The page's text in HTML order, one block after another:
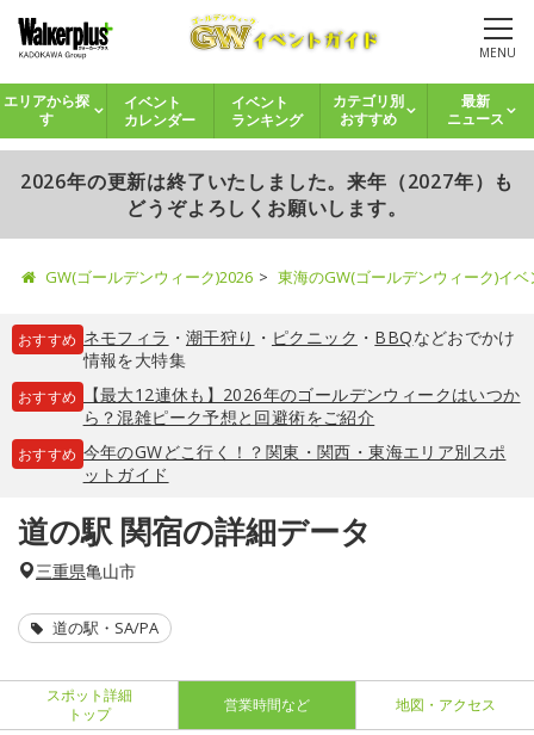
MENU
エリアから探
す
イベント
カレンダー
イベント
ランキング
カテゴリ別
おすすめ
最新
ニュース
2026年の更新は終了いたしました。来年（2027年）も
どうぞよろしくお願いします。
GW(ゴールデンウィーク)2026 東海のGW(ゴールデンウィーク)イ
おすすめ ネモフィラ ・ 潮干狩り ・ ピクニック ・ BBQなどおでかけ
情報を大特集
おすすめ
【最大12連休も】2026年のゴールデンウィークはいつか
ら？混雑ピーク予想と回避術をご紹介
おすすめ 今年のGWどこ行く！？関東・関西・東海エリア別スポ
ットガイド
道の駅 関宿の詳細データ
三重県亀山市
道の駅・SA/PA
スポット詳細
トップ
営業時間など 地図・アクセス